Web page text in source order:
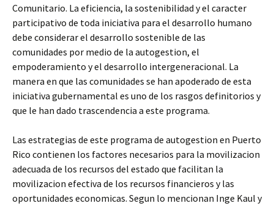
Comunitario. La eficiencia, la sostenibilidad y el caracter
participativo de toda iniciativa para el desarrollo humano
debe considerar el desarrollo sostenible de las
comunidades por medio de la autogestion, el
empoderamiento y el desarrollo intergeneracional. La
manera en que las comunidades se han apoderado de esta
iniciativa gubernamental es uno de los rasgos definitorios y
que le han dado trascendencia a este programa.
Las estrategias de este programa de autogestion en Puerto
Rico contienen los factores necesarios para la movilizacion
adecuada de los recursos del estado que facilitan la
movilizacion efectiva de los recursos financieros y las
oportunidades economicas. Segun lo mencionan Inge Kaul y